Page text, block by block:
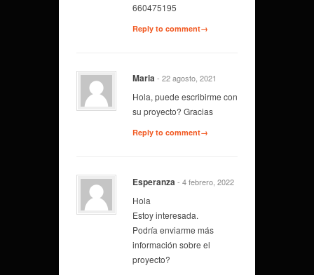
660475195
Reply to comment→
Maria- 22 agosto, 2021
Hola, puede escribirme con
su proyecto? Gracias
Reply to comment→
Esperanza- 4 febrero, 2022
Hola
Estoy interesada.
Podría enviarme más
información sobre el
proyecto?